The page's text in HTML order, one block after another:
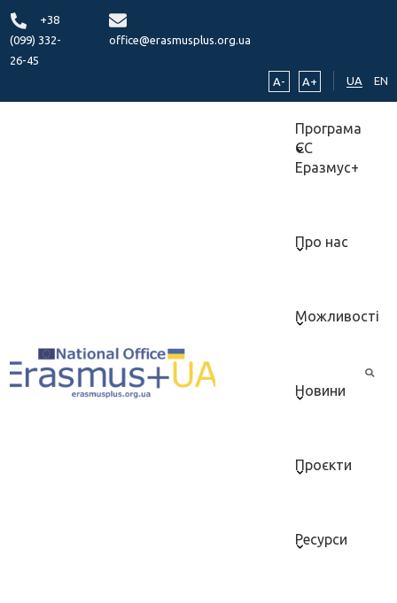
+38
(099) 332-
26-45
office@erasmusplus.org.ua
A- A+ UA EN
Програма
ЄС
Еразмус+
Про нас
Можливості
Новини
Проєкти
Ресурси